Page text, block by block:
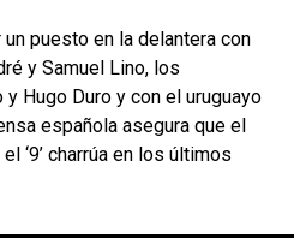
puesto en la delantera con
y Samuel Lino, los
Hugo Duro y con el uruguayo
española asegura que el
‘9’ charrúa en los últimos